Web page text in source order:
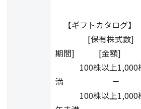
【ギフトカタログ】
[保有株式
期間] [金額]
100株以上
満 －
100株以上1,000